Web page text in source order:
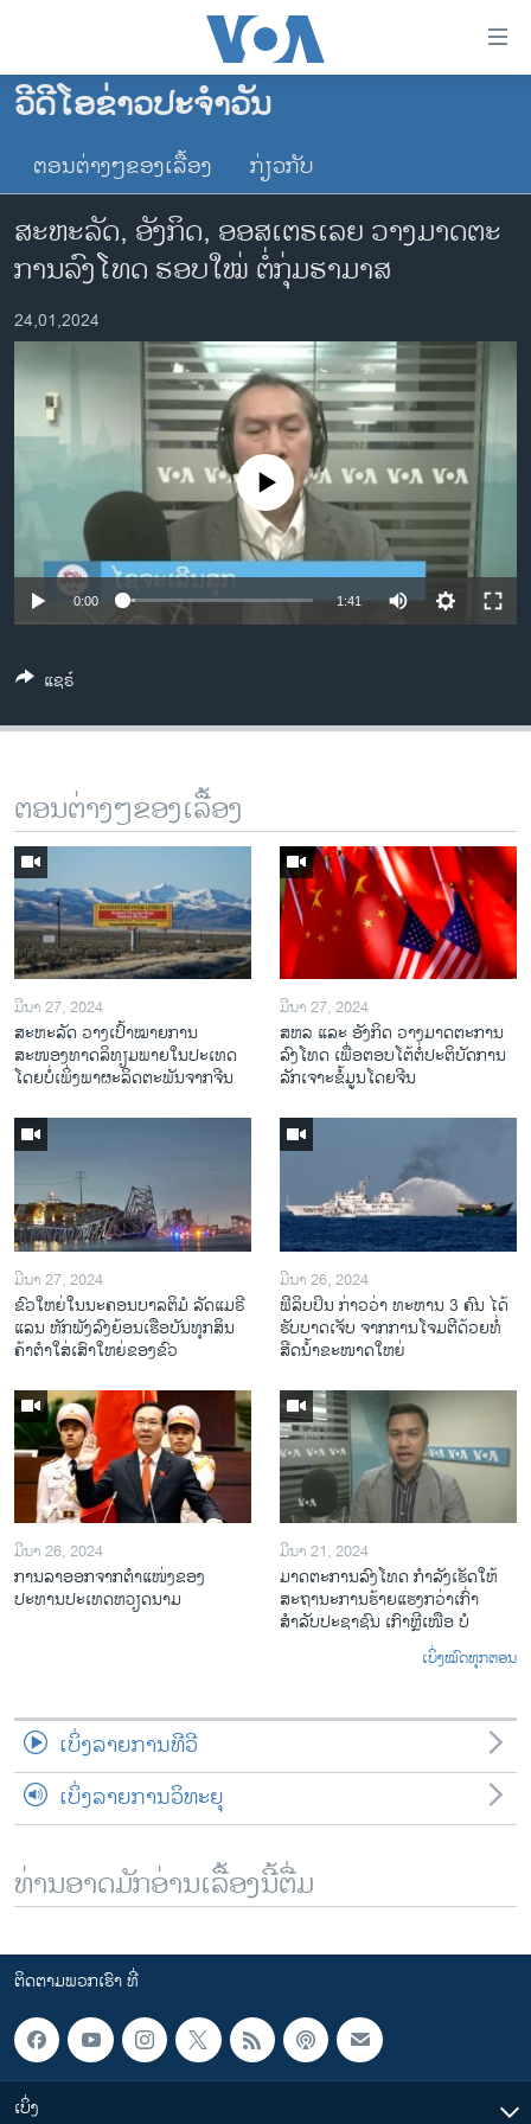
ເຂົ້າ
ຂ້າມ
ຂ້າມ
ໄປ
ຫາ
ຊອກ
ຄົ້ນ
ໂຮມເພຈ
ລາວ
ອາເມຣິກາ
ການເລືອກຕັ້ງ ປະທານາທີບໍດີ ສະຫະລັດ 2024
ໂລກ
ເອເຊຍ
ອິດສະຫຼະພາບດ້ານການຂ່າວ
ຊີວິດຊາວລາວ
ຊຸມຊົນຊາວລາວ
ວິທະຍາສາດ-ເທັກໂນໂລຈີ
ທຸລະກິດ
ວີດີໂອ
ສຽງ
ລາຍງານ
ຕິດຕາມພວກເຮົາ ທີ່
ພາສາຕ່າງໆ
ວີດີໂອຂ່າວປະຈຳວັນ
ຕອນຕ່າງໆຂອງເລື້ອງ ກ່ຽວກັບ
ສະຫະລັດ, ອັງກິດ, ອອສເຕຣເລຍ ວາງມາດຕະ
ການລົງໂທດ ຮອບໃໝ່ ຕໍ່ກຸ່ມຮາມາສ
24,01,2024
No media source currently available
0:00 1:41
ແຊຣ໌
ຕອນຕ່າງໆຂອງເລື້ອງ
ມີນາ 27, 2024
ສະຫະລັດ ວາງເປົ້າໝາຍການ
ສະໜອງທາດລິທຽມພາຍໃນປະເທດ
ໂດຍບໍ່ເພິ່ງພາຜະລິດຕະພັນຈາກຈີນ
ມີນາ 27, 2024
ສຫລ ແລະ ອັງກິດ ວາງມາດຕະການ
ລົງໂທດ ເພື່ອຕອບໂຕ້ຕໍ່ປະຕິບັດການ
ລັກເຈາະຂໍ້ມູນໂດຍຈີນ
ມີນາ 27, 2024
ຂົວໃຫຍ່ໃນນະຄອນບາລຕິມໍ ລັດແມຣີ
ແລນ ຫັກພັງລົງຍ້ອນເຮືອບັນທຸກສິນ
ຄ້າຕໍາໃສ່ເສົາໃຫຍ່ຂອງຂົວ
ມີນາ 26, 2024
ຟິລິບປິນ ກ່າວວ່າ ທະຫານ 3 ຄົນ ໄດ້
ຮັບບາດເຈັບ ຈາກການໂຈມຕີດ້ວຍທໍ່
ສີດນໍ້າຂະໜາດໃຫຍ່
ມີນາ 26, 2024
ການລາອອກຈາກຕຳແໜ່ງຂອງ
ປະທານປະເທດຫວຽດນາມ
ມີນາ 21, 2024
ມາດຕະການລົງໂທດ ກຳລັງເຮັດໃຫ້
ສະຖານະການຮ້າຍແຮງກວ່າເກົ່າ
ສຳລັບປະຊາຊົນ ເກົາຫຼີເໜືອ ບໍ
ເບິ່ງໝົດທຸກຕອນ
ເບິ່ງລາຍການທີວີ
ເບິ່ງລາຍການວິທະຍຸ
ທ່ານອາດມັກອ່ານເລື້ອງນີ້ຕື່ມ
ຕິດຕາມພວກເຮົາ ທີ່
ເບິ່ງ